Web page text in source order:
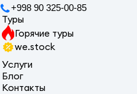
+998 90 325-00-85
Туры
Горячие туры
we.stock
Услуги
Блог
Контакты